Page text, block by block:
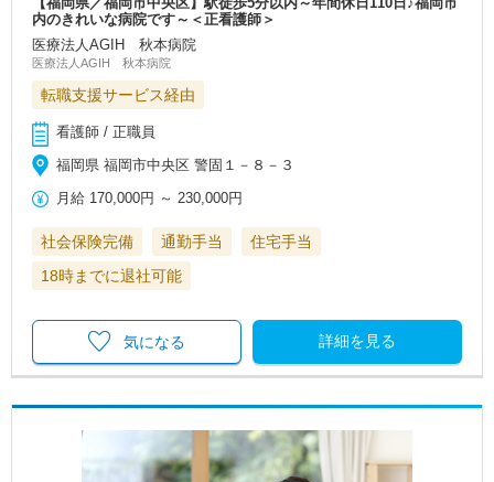
内のきれいな病院です～＜正看護師＞
医療法人AGIH 秋本病院
医療法人AGIH 秋本病院
転職支援サービス経由
看護師 / 正職員
福岡県 福岡市中央区 警固１－８－３
月給 170,000円 ～ 230,000円
社会保険完備 通勤手当
住宅手当
18時までに退社可能
詳細を見る
気になる